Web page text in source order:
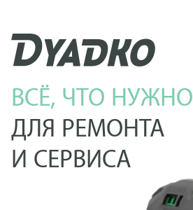
ВСЁ, ЧТО НУЖНО
ДЛЯ РЕМОНТА
И СЕРВИСА